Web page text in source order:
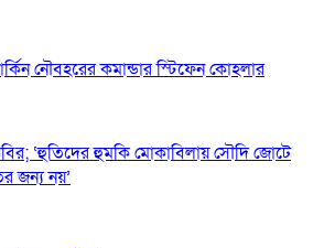
নৌবহরের কমান্ডার স্টিফেন কোহলার
‘হুতিদের হুমকি মোকাবিলায় সৌদি জোটে
জন্য নয়’